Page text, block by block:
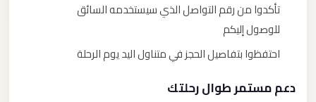
تأكدوا من رقم التواصل الذي سيستخدمه السائق
للوصول إليكم
احتفظوا بتفاصيل الحجز في متناول اليد يوم الرحلة
دعم مستمر طوال رحلتك